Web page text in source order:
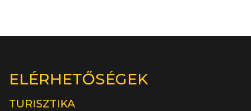
ELÉRHETŐSÉGEK
TURISZTIKA